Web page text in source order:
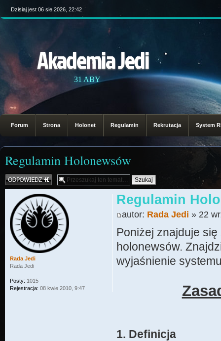
Dzisiaj jest 06 sie 2026, 22:42
Akademia Jedi
31 ABY
Forum Strona Holonet Regulamin Rekrutacja System
Regulamin Holonewsów
Odpowiedz
Regulamin
autor: Rada Jedi » 22
Poniżej znajduje
holonewsów.
wyjaśnienie
1. Definicja
Rada Jedi
Rada Jedi
Posty: 1015
Rejestracja: 08 kwie 2010, 9:47